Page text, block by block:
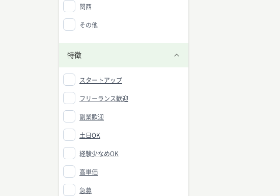
関西
その他
特徴
スタートアップ
フリーランス歓迎
副業歓迎
土日OK
経験少なめOK
高単価
急募